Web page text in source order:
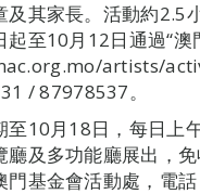
及其家長。活動約2.5
起至10月12日通過“
artists/
/ 87978537。
至10月18日，每日上
廳及多功能廳展出，
門基金會活動處，電